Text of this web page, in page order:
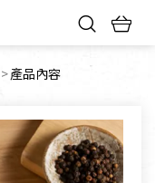
目前頁面：
產品內容